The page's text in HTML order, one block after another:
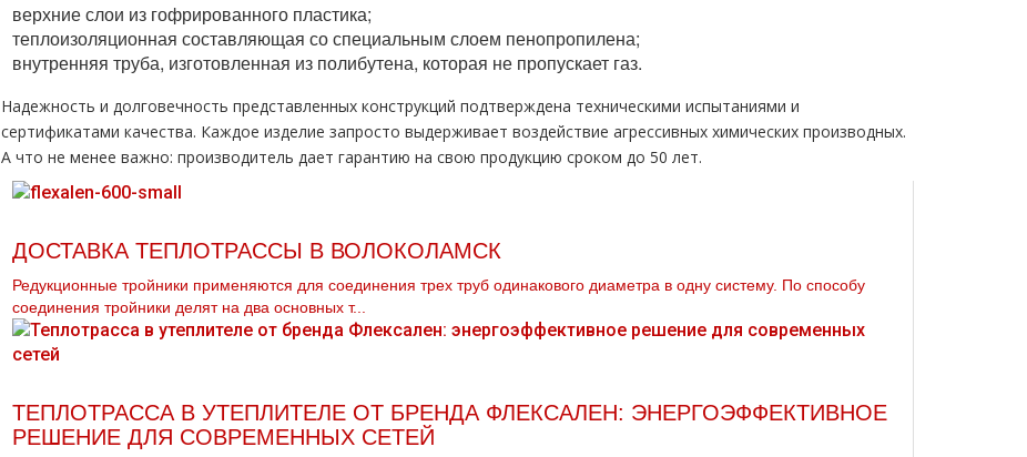
верхние слои из гофрированного пластика;
теплоизоляционная составляющая со специальным слоем пенопропилена;
внутренняя труба, изготовленная из полибутена, которая не пропускает газ.
Надежность и долговечность представленных конструкций подтверждена техническими испытаниями и
сертификатами качества. Каждое изделие запросто выдерживает воздействие агрессивных химических производных.
А что не менее важно: производитель дает гарантию на свою продукцию сроком до 50 лет.
ДОСТАВКА ТЕПЛОТРАССЫ В ВОЛОКОЛАМСК
Редукционные тройники применяются для соединения трех тpуб одинакового диаметра в одну систему. По способу
соединения тройники делят на два основных т...
ТЕПЛОТРАССА В УТЕПЛИТЕЛЕ ОТ БРЕНДА ФЛЕКСАЛЕН: ЭНЕРГОЭФФЕКТИВНОЕ
РЕШЕНИЕ ДЛЯ СОВРЕМЕННЫХ СЕТЕЙ